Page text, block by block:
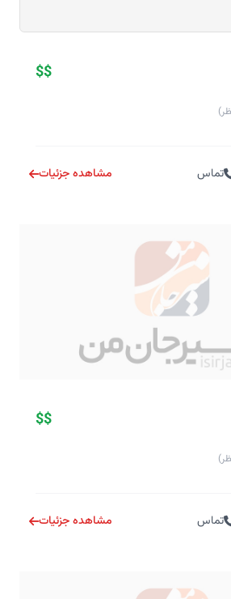
$$
تماس مشاهده جزئیات
$$
تماس مشاهده جزئیات